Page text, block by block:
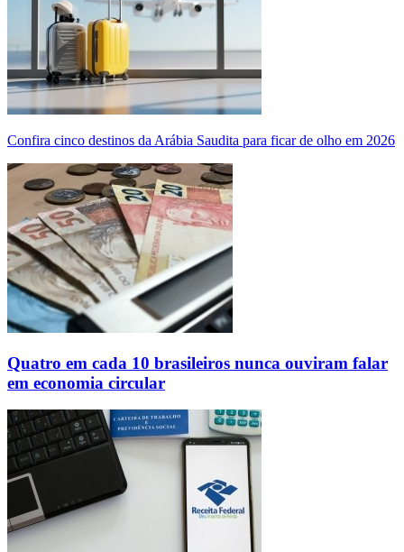
Confira cinco destinos da Arábia Saudita para ficar de olho em 2026
Quatro em cada 10 brasileiros nunca ouviram falar
em economia circular